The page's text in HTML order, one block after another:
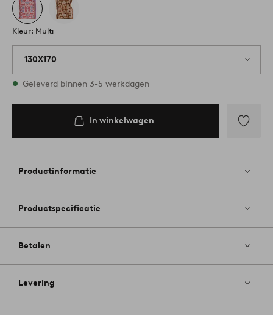
Kleur: Multi
130X170
Op voorraad
Geleverd binnen 3-5 werkdagen
In winkelwagen
aan
Productinformatie
Productspecificatie
Betalen
Levering